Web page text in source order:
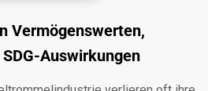
Vermögenswerten,
Auswirkungen